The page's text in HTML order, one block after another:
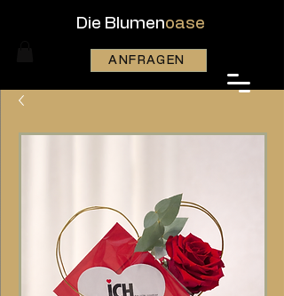
Die Blumenoase
ANFRAGEN